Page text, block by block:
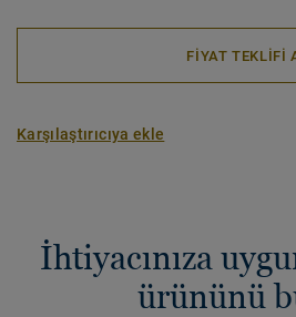
FİYAT TEKLİFİ
Karşılaştırıcıya ekle
İhtiyacınıza
ürününü